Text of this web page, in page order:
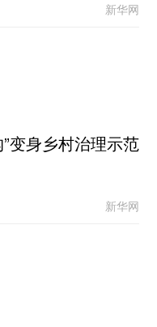
新华网
”变身乡村治理示范
新华网